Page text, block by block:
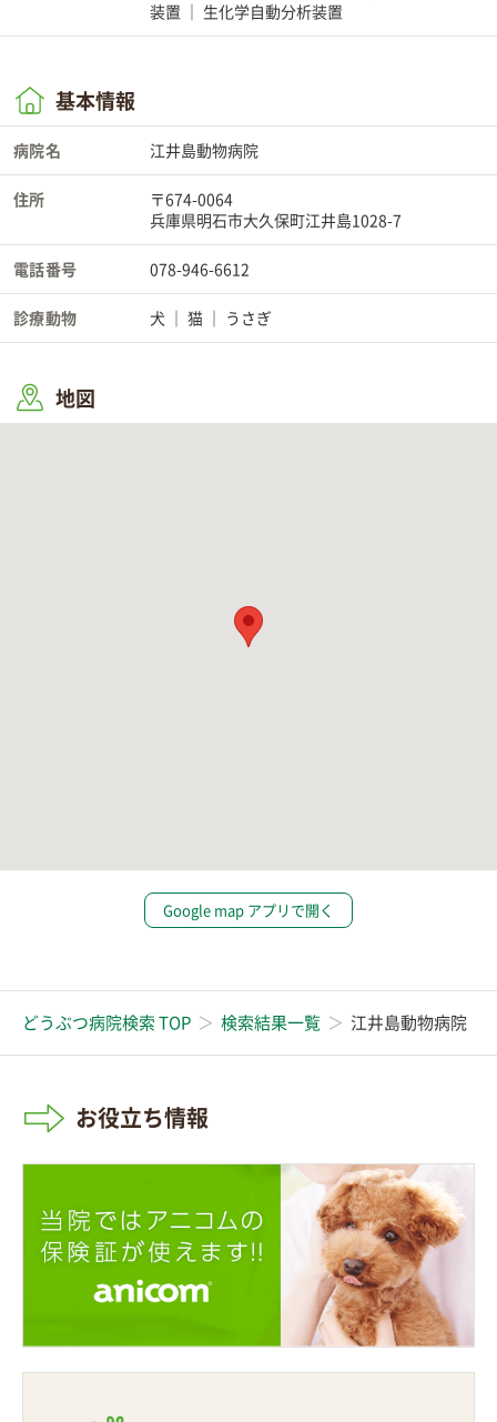
装置
生化学自動分析装置
基本情報
病院名 江井島動物病院
住所
〒674-0064
兵庫県明石市大久保町江井島1028-7
電話番号 078-946-6612
診療動物 犬 猫 うさぎ
地図
Google map アプリで開く
どうぶつ病院検索 TOP 検索結果一覧 江井島動物病院
お役立ち情報